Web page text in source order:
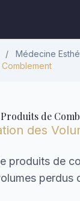
/ Médecine
de
des
produits de
perdus
plastique